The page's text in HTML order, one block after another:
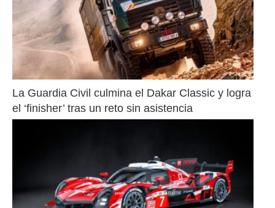
La Guardia Civil culmina el Dakar Classic y logra
el ‘finisher’ tras un reto sin asistencia